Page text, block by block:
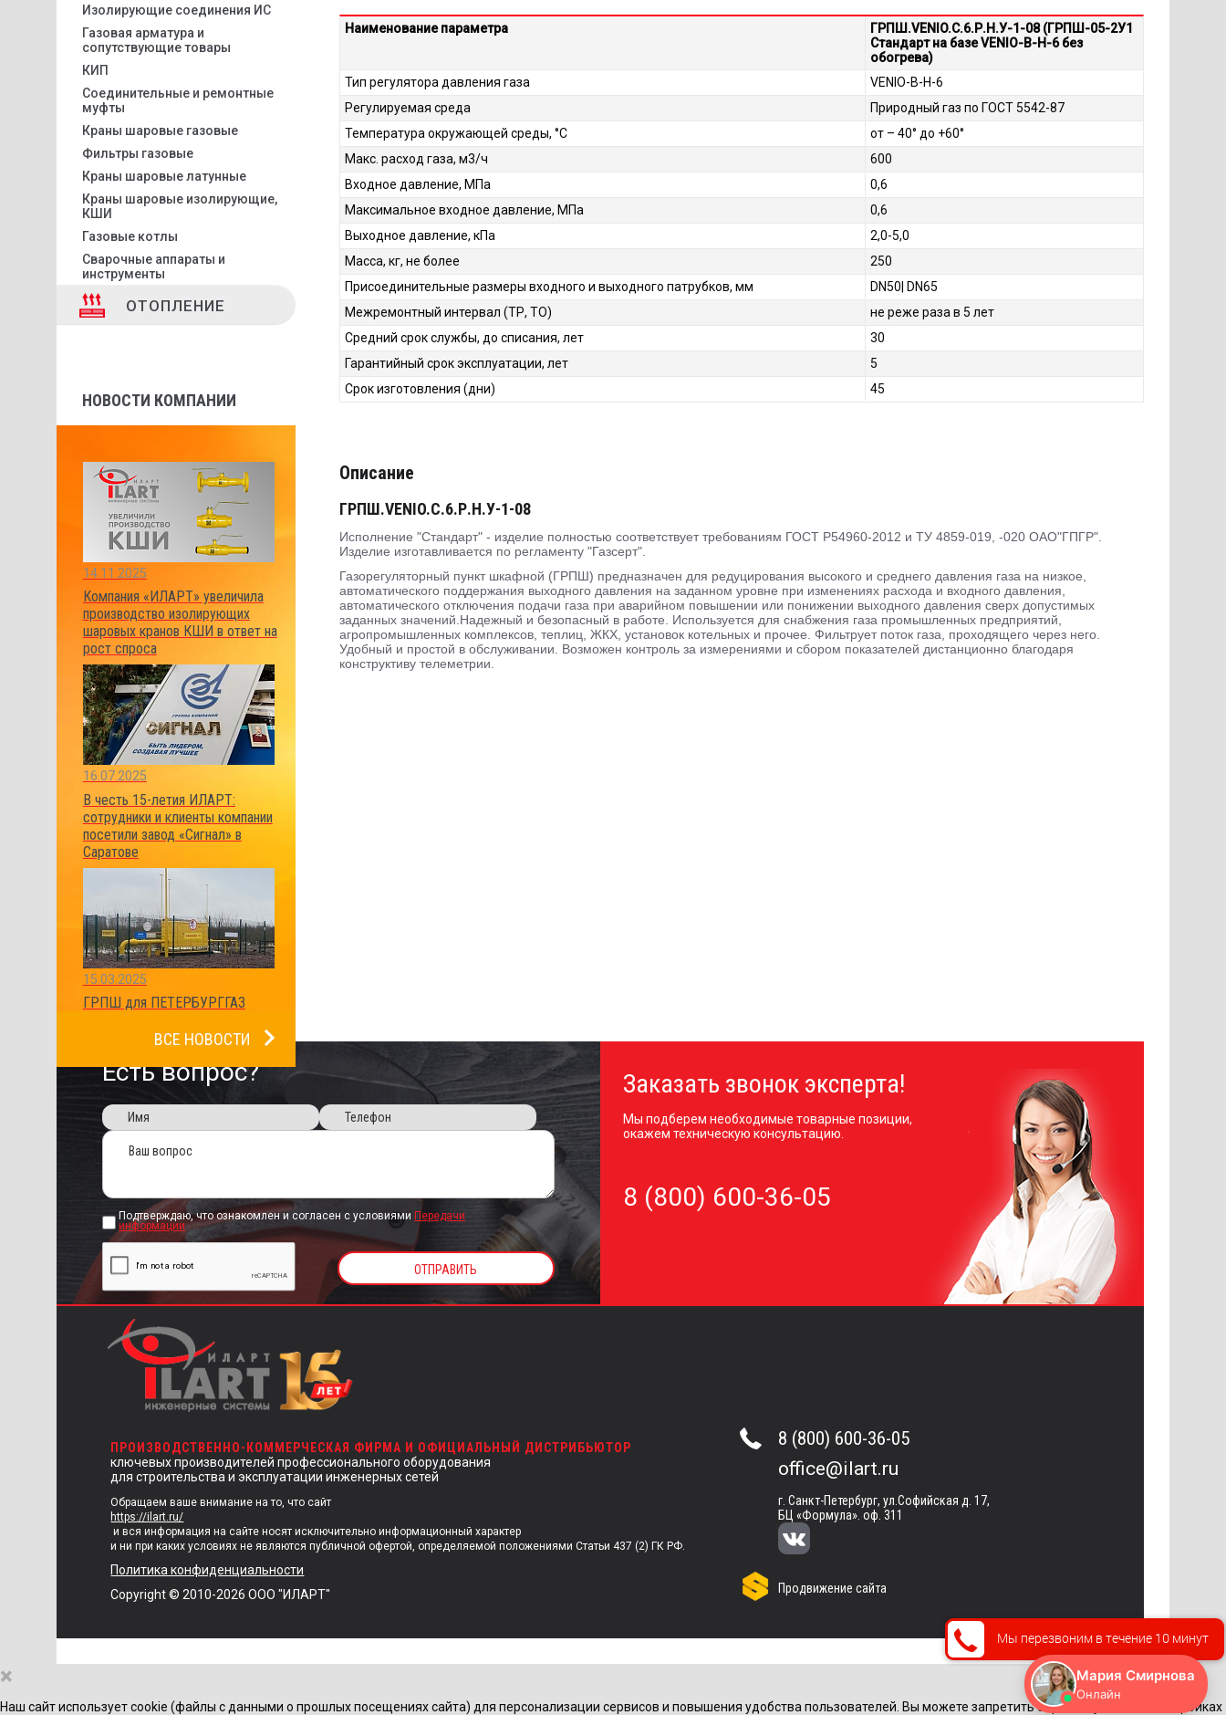
Изолирующие соединения ИС
Газовая арматура и
сопутствующие товары
КИП
Соединительные и ремонтные
муфты
Краны шаровые газовые
Фильтры газовые
Краны шаровые латунные
Краны шаровые изолирующие,
КШИ
Газовые котлы
Сварочные аппараты и
инструменты
ОТОПЛЕНИЕ
НОВОСТИ КОМПАНИИ
14.11.2025
Компания «ИЛАРТ» увеличила
производство изолирующих
шаровых кранов КШИ в ответ на
рост спроса
16.07.2025
В честь 15-летия ИЛАРТ:
сотрудники и клиенты компании
посетили завод «Сигнал» в
Саратове
15.03.2025
ГРПШ для ПЕТЕРБУРГГАЗ
ВСЕ НОВОСТИ
Наименование параметра
ГРПШ.VENIO.C.6.Р.Н.У-1-08 (ГРПШ-05-2У1
Стандарт на базе VENIO-B-H-6 без
обогрева)
Тип регулятора давления газа
VENIO-B-H-6
Регулируемая среда
Природный газ по ГОСТ 5542-87
Температура окружающей среды, °C
от – 40° до +60°
Макс. расход газа, м3/ч
600
Входное давление, МПа
0,6
Максимальное входное давление, МПа
0,6
Выходное давление, кПа
2,0-5,0
Масса, кг, не более
250
Присоединительные размеры входного и выходного патрубков, мм
DN50| DN65
Межремонтный интервал (ТР, ТО)
не реже раза в 5 лет
Средний срок службы, до списания, лет
30
Гарантийный срок эксплуатации, лет
5
Срок изготовления (дни)
45
Описание
ГРПШ.VENIO.C.6.Р.Н.У-1-08
Исполнение "Стандарт" - изделие полностью соответствует требованиям ГОСТ Р54960-2012 и ТУ 4859-019, -020 ОАО"ГПГР".
Изделие изготавливается по регламенту "Газсерт".
Газорегуляторный пункт шкафной (ГРПШ) предназначен для редуцирования высокого и среднего давления газа на низкое,
автоматического поддержания выходного давления на заданном уровне при изменениях расхода и входного давления,
автоматического отключения подачи газа при аварийном повышении или понижении выходного давления сверх допустимых
заданных значений.Надежный и безопасный в работе. Используется для снабжения газа промышленных предприятий,
агропромышленных комплексов, теплиц, ЖКХ, установок котельных и прочее. Фильтрует поток газа, проходящего через него.
Удобный и простой в обслуживании. Возможен контроль за измерениями и сбором показателей дистанционно благодаря
конструктиву телеметрии.
Есть вопрос?
Подтверждаю, что ознакомлен и согласен с условиями Передачи
информации
Заказать звонок эксперта!
Мы подберем необходимые товарные позиции,
окажем техническую консультацию.
8 (800) 600-36-05
ПРОИЗВОДСТВЕННО-КОММЕРЧЕСКАЯ ФИРМА И ОФИЦИАЛЬНЫЙ ДИСТРИБЬЮТОР
ключевых производителей профессионального оборудования
для строительства и эксплуатации инженерных сетей
Обращаем ваше внимание на то, что сайт
https://ilart.ru/
и вся информация на сайте носят исключительно информационный характер
и ни при каких условиях не являются публичной офертой, определяемой положениями Статьи 437 (2) ГК РФ.
Политика конфиденциальности
Copyright © 2010-2026 ООО "ИЛАРТ"
8 (800) 600-36-05
office@ilart.ru
г. Санкт-Петербург, ул.Софийская д. 17,
БЦ «Формула». оф. 311
Продвижение сайта
×
Наш сайт использует cookie (файлы с данными о прошлых посещениях сайта) для персонализации сервисов и повышения удобства пользователей. Вы можете запретить обработку cookie в настройках
Мы перезвоним в течение 10 минут